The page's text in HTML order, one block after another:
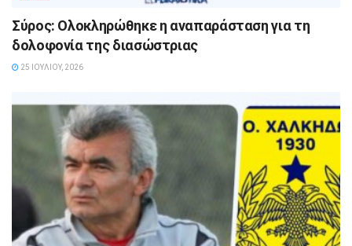
Σύρος: Ολοκληρώθηκε η αναπαράσταση για τη
δολοφονία της διασώστριας
25 ΙΟΥΛΊΟΥ, 2026